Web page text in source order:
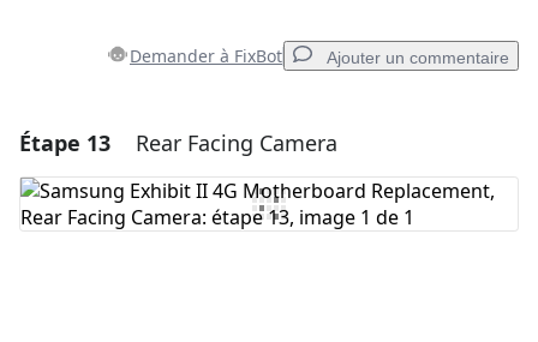
Demander à FixBot Ajouter un commentaire
Ajouter un commentaire
Ajouter un commentaire
Étape 13 Rear Facing Camera